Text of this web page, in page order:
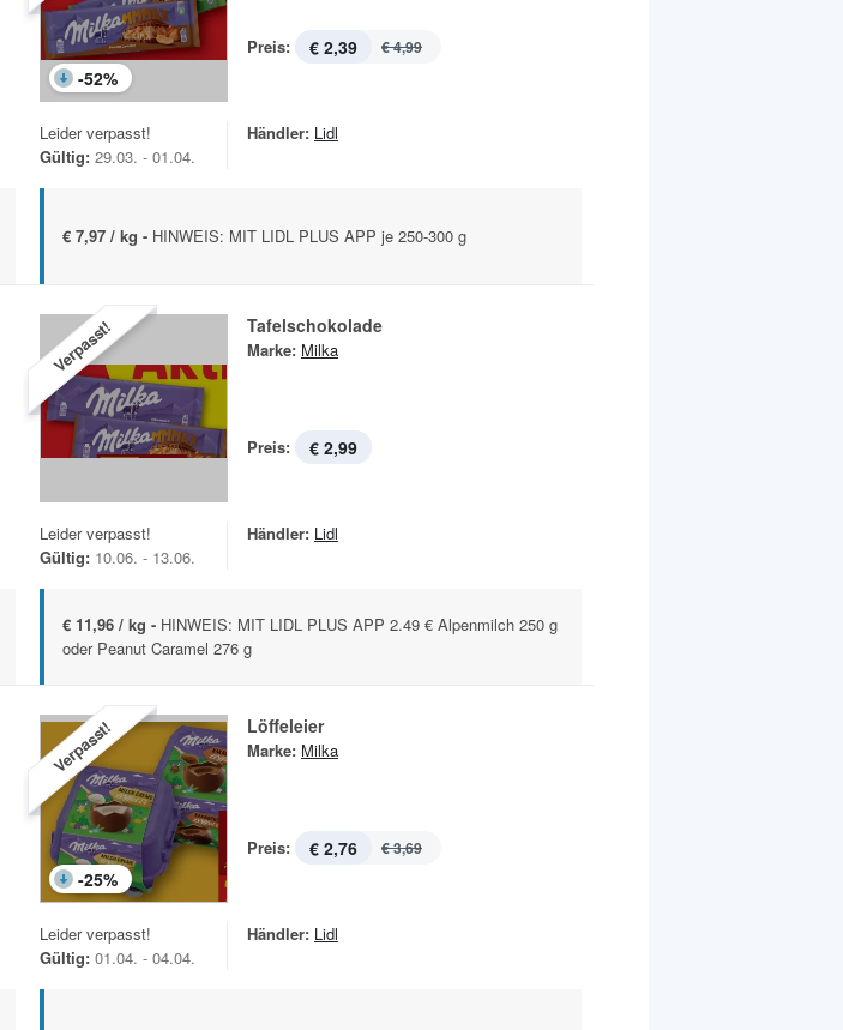
-52%
Preis: € 2,39 € 4,99
Leider verpasst!
Gültig: 29.03. - 01.04.
Händler: Lidl
€ 7,97 / kg - HINWEIS: MIT LIDL PLUS APP je 250-300 g
Verpasst! Tafelschokolade
Marke: Milka
Preis: € 2,99
Leider verpasst!
Gültig: 10.06. - 13.06.
Händler: Lidl
€ 11,96 / kg - HINWEIS: MIT LIDL PLUS APP 2.49 € Alpenmilch 250 g
oder Peanut Caramel 276 g
Verpasst!
-25%
Löffeleier
Marke: Milka
Preis: € 2,76 € 3,69
Leider verpasst!
Gültig: 01.04. - 04.04.
Händler: Lidl